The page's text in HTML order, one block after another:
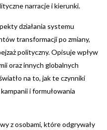
narracje i kierunki.
działania systemu
transformacji po zmiany,
polityczny. Opisuje wpływ
oraz innych globalnych
na to, jak te czynniki
i formułowania
z osobami, które odgrywały